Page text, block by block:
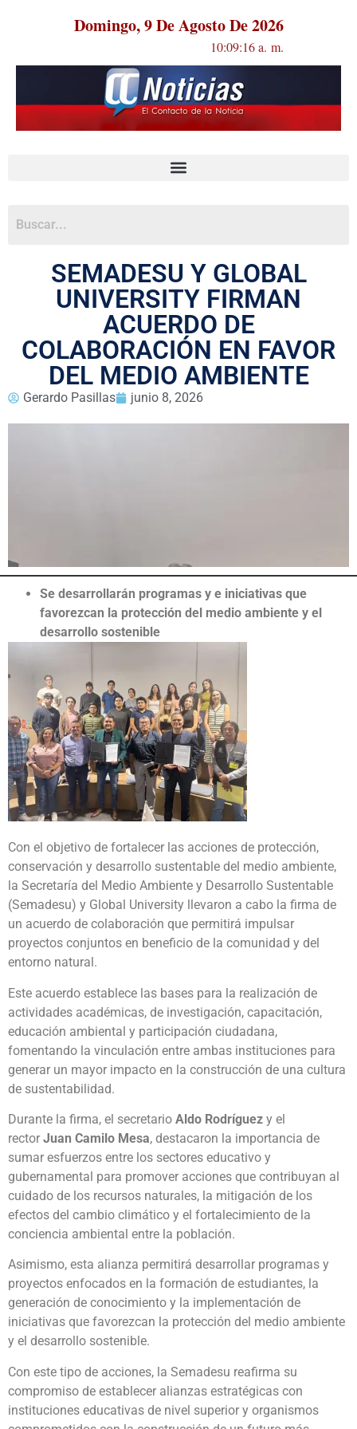
Domingo, 9 De Agosto De 2026
10:09:16 a. m.
SEMADESU Y GLOBAL
UNIVERSITY FIRMAN
ACUERDO DE
COLABORACIÓN EN FAVOR
DEL MEDIO AMBIENTE
Gerardo Pasillas junio 8, 2026
Se desarrollarán programas y e iniciativas que
favorezcan la protección del medio ambiente y el
desarrollo sostenible
Con el objetivo de fortalecer las acciones de protección,
conservación y desarrollo sustentable del medio ambiente,
la Secretaría del Medio Ambiente y Desarrollo Sustentable
(Semadesu) y Global University llevaron a cabo la firma de
un acuerdo de colaboración que permitirá impulsar
proyectos conjuntos en beneficio de la comunidad y del
entorno natural.
Este acuerdo establece las bases para la realización de
actividades académicas, de investigación, capacitación,
educación ambiental y participación ciudadana,
fomentando la vinculación entre ambas instituciones para
generar un mayor impacto en la construcción de una cultura
de sustentabilidad.
Durante la firma, el secretario Aldo Rodríguez y el
rector Juan Camilo Mesa, destacaron la importancia de
sumar esfuerzos entre los sectores educativo y
gubernamental para promover acciones que contribuyan al
cuidado de los recursos naturales, la mitigación de los
efectos del cambio climático y el fortalecimiento de la
conciencia ambiental entre la población.
Asimismo, esta alianza permitirá desarrollar programas y
proyectos enfocados en la formación de estudiantes, la
generación de conocimiento y la implementación de
iniciativas que favorezcan la protección del medio ambiente
y el desarrollo sostenible.
Con este tipo de acciones, la Semadesu reafirma su
compromiso de establecer alianzas estratégicas con
instituciones educativas de nivel superior y organismos